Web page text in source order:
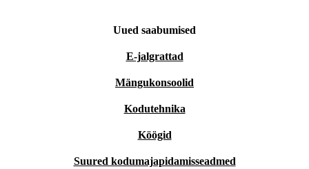
Uued saabumised
E-jalgrattad
Mängukonsoolid
Kodutehnika
Köögid
Suured kodumajapidamisseadmed